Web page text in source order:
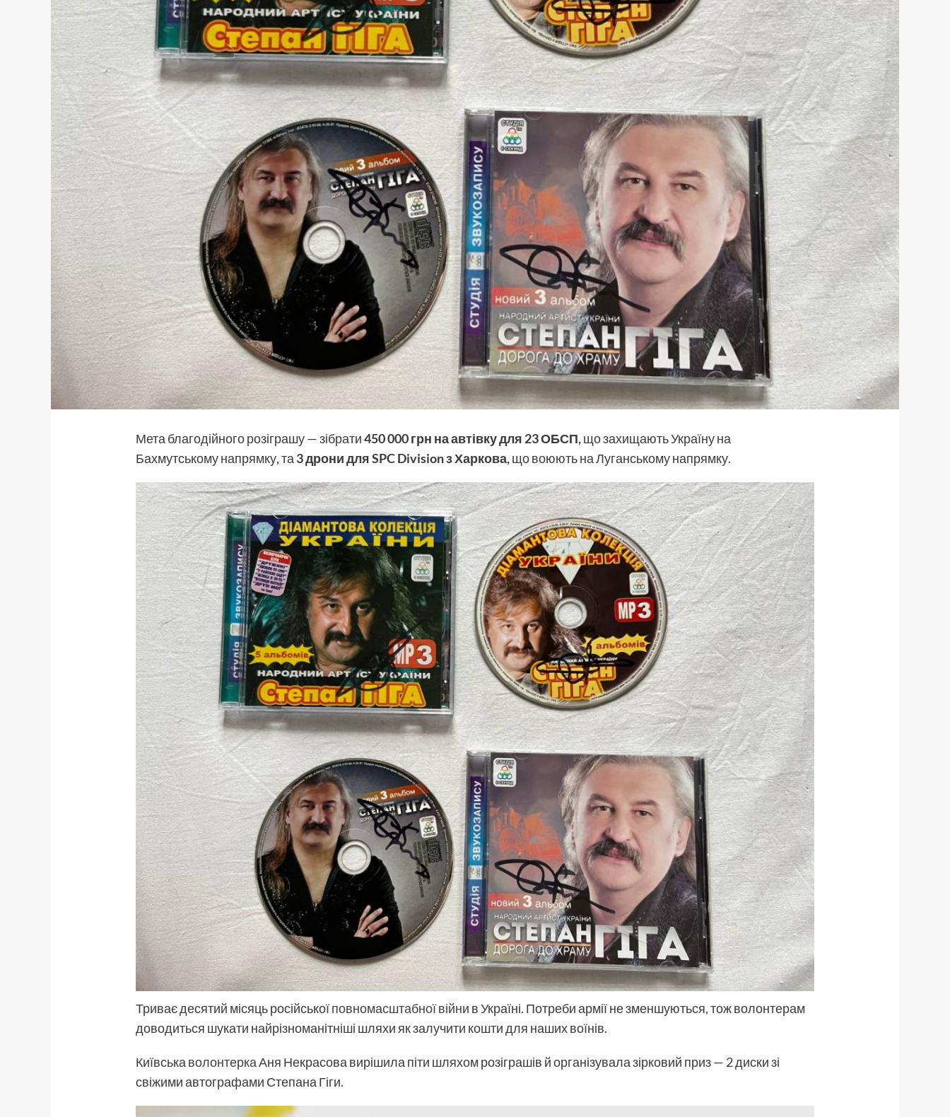
Мета благодійного розіграшу — зібрати450 000 грн на автівку для 23 ОБСП,що захищають Україну на
Бахмутському напрямку, та 3 дрони для SPC Division з Харкова,що воюють на Луганському напрямку.
Триває десятий місяць російськоїповномасштабної війни в Україні. Потреби армії не зменшуються, тож волонтерам
доводиться шукати найрізноманітніші шляхи як залучити кошти для наших воїнів.
Київська волонтеркаАня Некрасова вирішила піти шляхом розіграшів й організувала зірковий приз — 2 диски зі
свіжими автографами Степана Гіги.